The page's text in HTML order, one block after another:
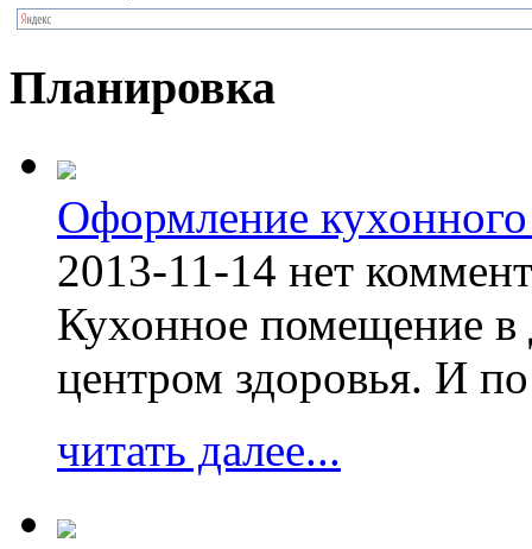
Планировка
Оформление
2013-11-14 нет
Кухонное помещение в
центром здоровья. И
читать далее...